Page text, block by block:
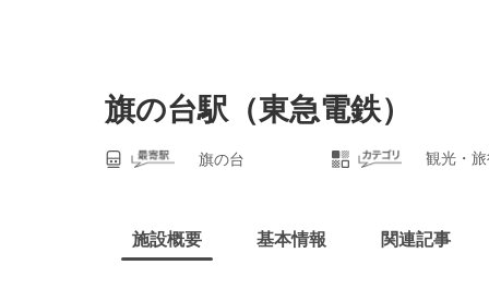
旗の台駅（東急電鉄）
旗の台 観光・
施設概要 基本情報 関連記事